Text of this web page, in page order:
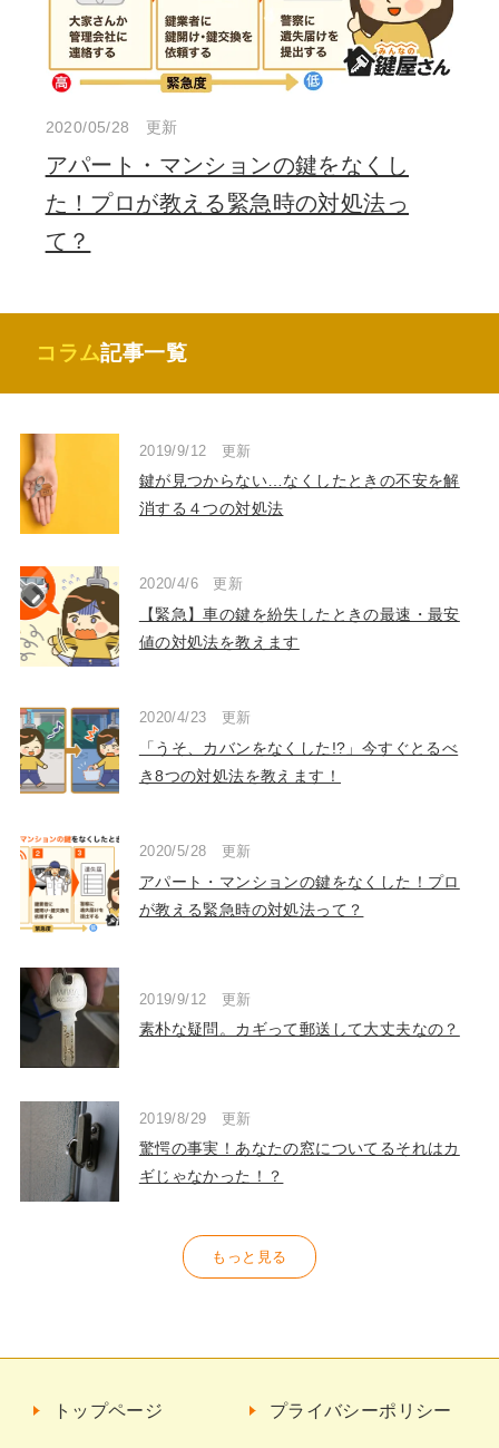
2020/05/28 更新
アパート・マンションの鍵をなくし
た！プロが教える緊急時の対処法っ
て？
コラム記事一覧
2019/9/12 更新
鍵が見つからない…なくしたときの不安を解
消する４つの対処法
2020/4/6 更新
【緊急】車の鍵を紛失したときの最速・最安
値の対処法を教えます
2020/4/23 更新
「うそ、カバンをなくした!?」今すぐとるべ
き8つの対処法を教えます！
2020/5/28 更新
アパート・マンションの鍵をなくした！プロ
が教える緊急時の対処法って？
2019/9/12 更新
素朴な疑問。カギって郵送して大丈夫なの？
2019/8/29 更新
驚愕の事実！あなたの窓についてるそれはカ
ギじゃなかった！？
もっと見る
トップページ プライバシーポリシー